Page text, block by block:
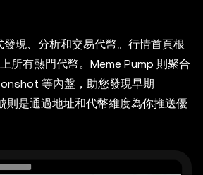
發現、分析和交易代幣。行情首頁根
所有熱門代幣。Meme Pump 則聚合
等內盤，助您發現早期
則是通過地址和代幣維度為你推送優